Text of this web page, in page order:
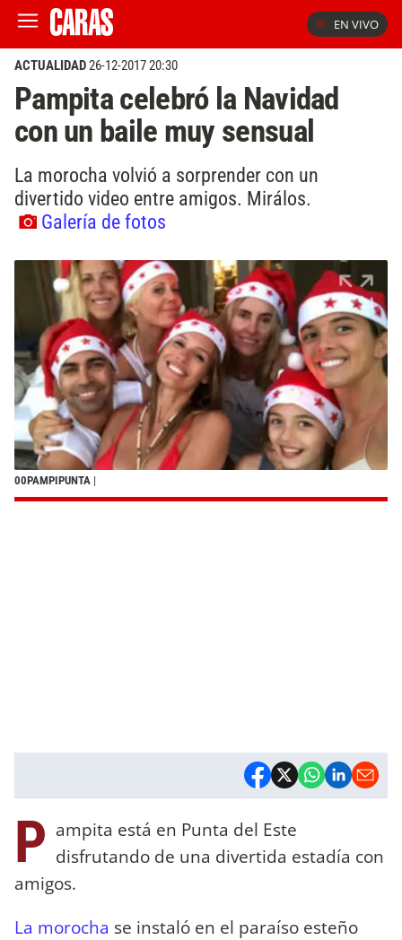
EN VIVO
ACTUALIDAD26-12-2017 20:30
Pampita celebró la Navidad
con un baile muy sensual
La morocha volvió a sorprender con un
divertido video entre amigos. Mirálos.
Galería de fotos
00PAMPIPUNTA |
P ampita está en Punta del Este
disfrutando de una divertida estadía con
amigos.
La morocha se instaló en el paraíso esteño